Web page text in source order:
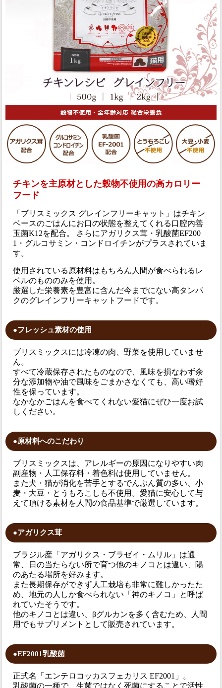
チキンを主原材とした穀物不使用の高カロリー
フード
「ブリスミックス グレインフリーキャット」はチキン
ベースのごはんにお口の状態を整えてくれる口腔内善
玉菌K12を配合。 さらにアガリクス茸・乳酸菌EF200
1・グルコサミン・コンドロイチンがプラスされていま
す。
使用されている原材料はもちろん人間が食べられるレ
ベルのもののみを使用。
厳選した栄養素を豊富に含んだ今までにない高タンパ
クのグレインフリーキャットフードです。
●フレッシュ素材の使用
ブリスミックスには冷凍の肉、野菜を使用していませ
ん。
すべて冷蔵保存されたものなので、風味を損なわず余
分な添加物や油で風味をごまかさなくても、高い嗜好
性を保っています。
なかなかごはんを食べてくれない愛猫にぜひ一度お試
しください。
●原材料へのこだわり
ブリスミックスは、アレルギーの原因になりやすい肉
副産物・人工保存料・着色料は使用していません。
また犬・猫が消化を苦手とするでんぷん質の多い、小
麦・大豆・とうもろこしも不使用。愛猫に安心して与
えて頂ける素材を人間の食品基準で厳選しています。
●アガリクス茸
ブラジル産「アガリクス・ブラゼイ・ムリル」は通
常、日の当たらない所で育つ他のキノコとは違い、陽
のあたる場所を好みます。
また長期保存ができず人工栽培も非常に難しかったた
め、地元の人しか食べられない「神のキノコ」と呼ば
れていたそうです。
他のキノコとは違い、βグルカンを多く含むため、人間
用でもサプリメントとして販売されています。
●EF2001乳酸菌
正式名「エンテロコッカスフェカリス EF2001」。
乳酸菌の一種で、生菌ではなく死菌にすることで活性